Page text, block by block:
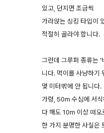
있고, 던지면 조금씩
가라앉는 싱킹 타입이
적절히 골라야 합니다.
그런데 그루퍼 종류는 '
니다. 먹이를 사냥하기
몇 미터밖에 안 됩니다.
가령, 50m 수심에 서
다 해도 10m 이상 떠
한 가지 분명한 사실은